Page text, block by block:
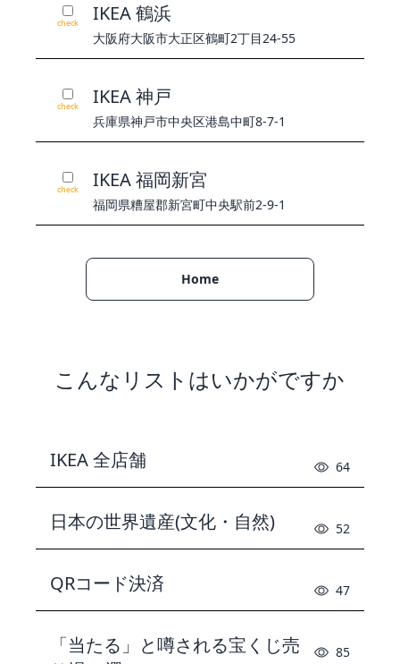
check IKEA 鶴浜
大阪府大阪市大正区鶴町2丁目24-55
check IKEA 神戸
兵庫県神戸市中央区港島中町8-7-1
check IKEA 福岡新宮
福岡県糟屋郡新宮町中央駅前2-9-1
Home
こんなリストはいかがですか
IKEA 全店舗 64
日本の世界遺産(文化・自然) 52
QRコード決済 47
「当たる」と噂される宝くじ売
85